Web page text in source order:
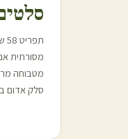
מסורתית
מטבוחה
סלק אדום